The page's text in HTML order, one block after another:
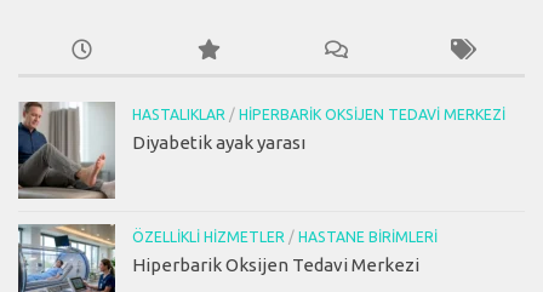
HASTALIKLAR / HIPERBARIK OKSIJEN TEDAVI MERKEZI
Diyabetik ayak yarası
ÖZELLIKLI HIZMETLER / HASTANE BIRIMLERI
Hiperbarik Oksijen Tedavi Merkezi